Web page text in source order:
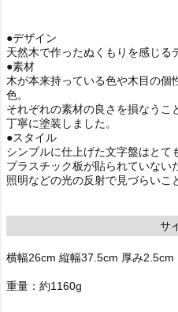
●デザイン
天然木で作ったぬくもりを感じる
●素材
木が本来持っている色や木目の個
色。
それぞれの素材の良さを損なうこ
丁寧に塗装しました。
●スタイル
シンプルに仕上げた文字盤はとて
プラスチック板が貼られていない
照明などの光の反射で見づらいこ
サ
横幅26cm 縦幅37.5cm 厚み2.5cm
重量：約1160g